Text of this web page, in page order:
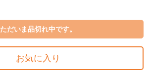
ただいま品切れ中です。
お気に入り